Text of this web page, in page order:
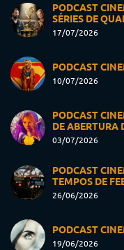
PODCAST
SÉRIES DE
17/07/2026
PODCAST
10/07/2026
PODCAST
DE ABERTURA
03/07/2026
PODCAST
TEMPOS DE
26/06/2026
PODCAST
19/06/2026